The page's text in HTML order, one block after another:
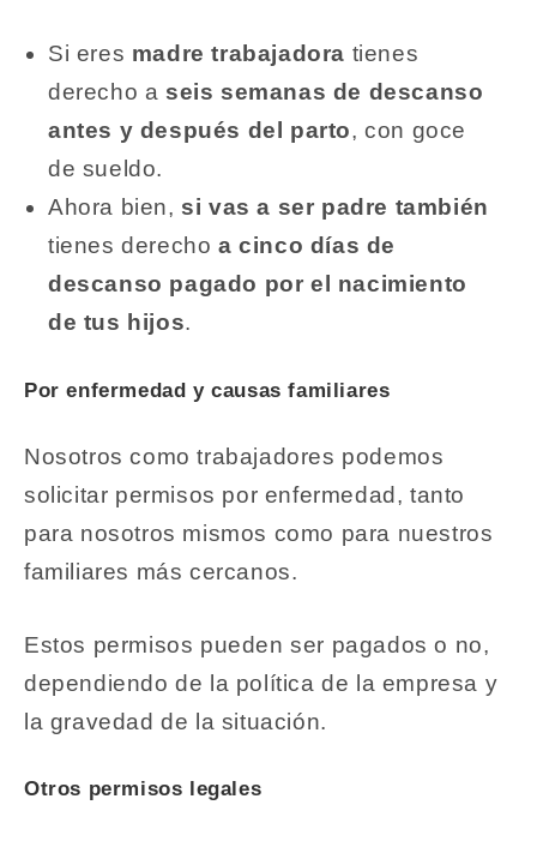
Si eres madre trabajadora tienes
derecho a seis semanas de descanso
antes y después del parto, con goce
de sueldo.
Ahora bien, si vas a ser padre también
tienes derecho a cinco días de
descanso pagado por el nacimiento
de tus hijos.
Por enfermedad y causas familiares
Nosotros como trabajadores podemos
solicitar permisos por enfermedad, tanto
para nosotros mismos como para nuestros
familiares más cercanos.
Estos permisos pueden ser pagados o no,
dependiendo de la política de la empresa y
la gravedad de la situación.
Otros permisos legales